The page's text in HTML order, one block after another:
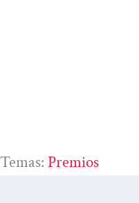
Temas: Premios